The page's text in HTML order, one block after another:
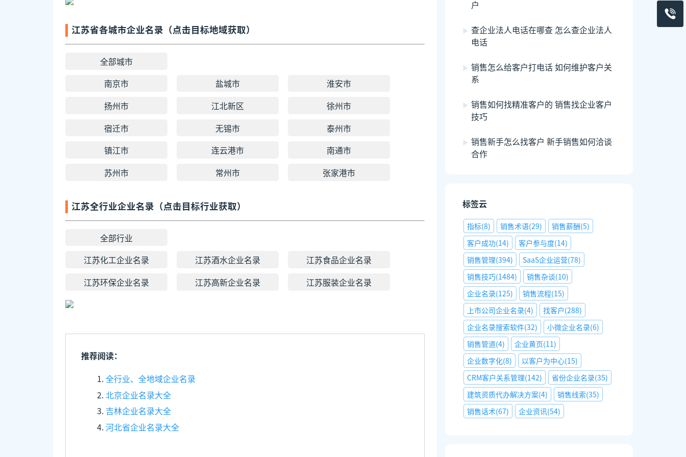
江苏省各城市企业名录（点击目标地域获取）
全部城市
南京市
盐城市
淮安市
扬州市
江北新区
徐州市
宿迁市
无锡市
泰州市
镇江市
连云港市
南通市
苏州市
常州市 张家港市
江苏全行业企业名录（点击目标行业获取）
全部行业
江苏化工企业名录
江苏酒水企业名录
江苏食品企业名录
江苏环保企业名录
江苏高新企业名录 江苏服装企业名录
推荐阅读：
全行业、全地域企业名录
北京企业名录大全
吉林企业名录大全
河北省企业名录大全
户
查企业法人电话在哪查 怎么查企业法人
电话
销售怎么给客户打电话 如何维护客户关
系
销售如何找精准客户的 销售找企业客户
技巧
销售新手怎么找客户 新手销售如何洽谈
合作
标签云
指标(8) 销售术语(29) 销售薪酬(5)
客户成功(14) 客户参与度(14)
销售管理(394) SaaS企业运营(78)
销售技巧(1484) 销售杂谈(10)
企业名录(125) 销售流程(15)
上市公司企业名录(4) 找客户(288)
企业名录搜索软件(32) 小微企业名录(6)
销售管道(4) 企业黄页(11)
企业数字化(8) 以客户为中心(15)
CRM客户关系管理(142) 省份企业名录(35)
建筑资质代办解决方案(4) 销售线索(35)
销售话术(67) 企业资讯(54)